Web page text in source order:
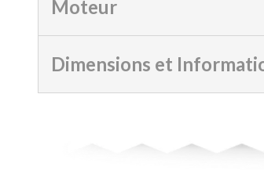
Moteur
Dimensions et